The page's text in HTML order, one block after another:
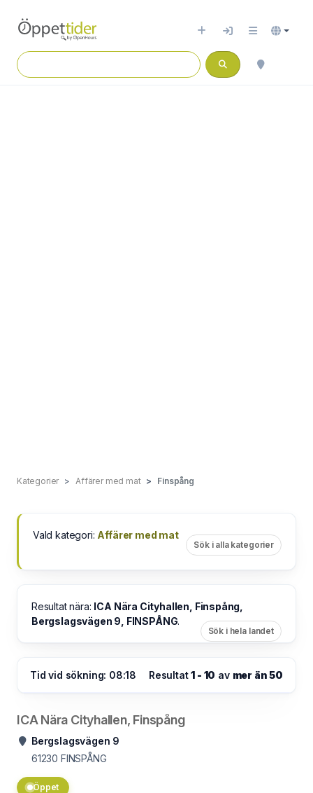
Kategorier Affärer med mat Finspång
Vald kategori: Affärer med mat
Sök i alla kategorier
Resultat nära: ICA Nära Cityhallen, Finspång,
Bergslagsvägen 9, FINSPÅNG.
Sök i hela landet
Tid vid sökning: 08:18 Resultat1 - 10 av mer än 50
ICA Nära Cityhallen, Finspång
Bergslagsvägen 9
61230 FINSPÅNG
Öppet